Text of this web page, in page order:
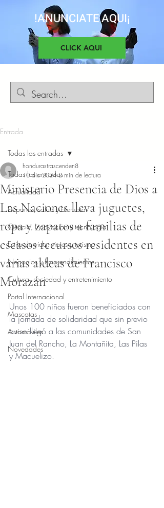
!ANUNCIATE AQUI¡
CLICK AQUI
Entrada
Todas las entradas
Actualidad
Deportes, salud y bienestar
Ciencia, Innovacion y tecnología
Estilo de vida, viajes y turismo
Negocios y Emprendimientos
Cultura, sociedad y entretenimiento
Portal Internacional
Mascotas
Automóviles
Novedades
Todas las entradas
Ministerio Presencia de Dios a
Las Naciones lleva juguetes,
ropa y zapatos a familias de
escasos recursos residentes en
varias aldeas de Francisco
Morazán
hondurastrascenden8
10 dic 2024 2 min de lectura
Obtuvo NaN de 5 estrellas.
Unos 100 niños fueron beneficiados con
la jornada de solidaridad que sin previo
aviso llegó a las comunidades de San
Juan del Rancho, La Montañita, Las Pilas
y Macuelizo.